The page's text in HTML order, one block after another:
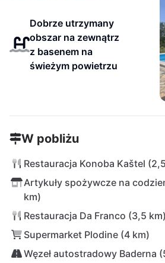
Dobrze utrzymany
obszar na zewnątrz
z basenem na
świeżym powietrzu
W pobliżu
Restauracja Konoba Kaštel
Artykuły spożywcze na
km)
Restauracja Da Franco (3,5 km)
Supermarket Plodine (4 km)
Węzeł autostradowy Baderna